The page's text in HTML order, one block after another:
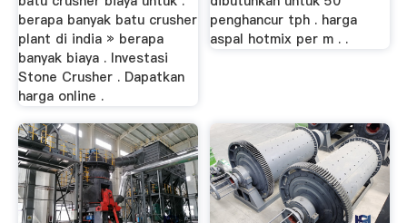
berapa banyak batu crusher
plant di india » berapa
banyak biaya . Investasi
Stone Crusher . Dapatkan
harga online .
penghancur tph . harga
aspal hotmix per m . .